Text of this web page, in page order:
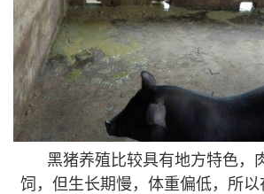
黑猪养殖比较具有地方特色，
饲，但生长期慢，体重偏低，所